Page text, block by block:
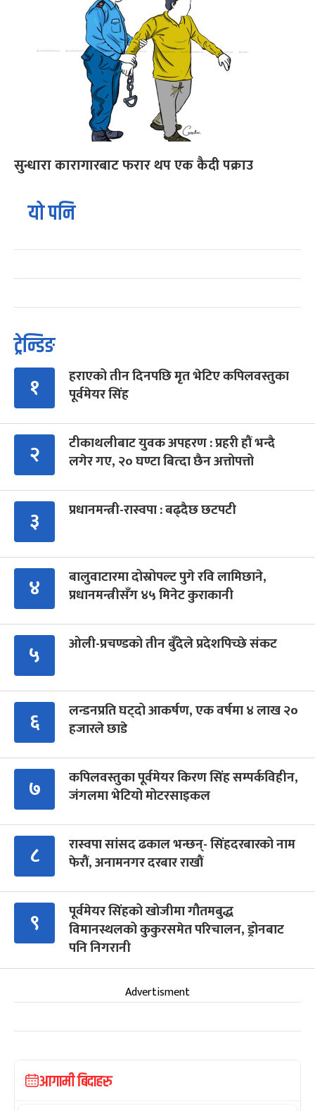
सुन्धारा कारागारबाट फरार थप एक कैदी पक्राउ
यो पनि
ट्रेन्डिङ
१
हराएको तीन दिनपछि मृत भेटिए कपिलवस्तुका
पूर्वमेयर सिंह
२
टीकाथलीबाट युवक अपहरण : प्रहरी हौं भन्दै
लगेर गए, २० घण्टा बित्दा छैन अत्तोपत्तो
३ प्रधानमन्त्री-रास्वपा : बढ्दैछ छटपटी
४
बालुवाटारमा दोस्रोपल्ट पुगे रवि लामिछाने,
प्रधानमन्त्रीसँग ४५ मिनेट कुराकानी
५ ओली-प्रचण्डको तीन बुँदेले प्रदेशपिच्छे संकट
६
लन्डनप्रति घट्दो आकर्षण, एक वर्षमा ४ लाख २०
हजारले छाडे
७
कपिलवस्तुका पूर्वमेयर किरण सिंह सम्पर्कविहीन,
जंगलमा भेटियो मोटरसाइकल
८
रास्वपा सांसद ढकाल भन्छन्- सिंहदरबारको नाम
फेरौं, अनामनगर दरबार राखौं
९
पूर्वमेयर सिंहको खोजीमा गौतमबुद्ध
विमानस्थलको कुकुरसमेत परिचालन, ड्रोनबाट
पनि निगरानी
Advertisment
आगामी बिदाहरु